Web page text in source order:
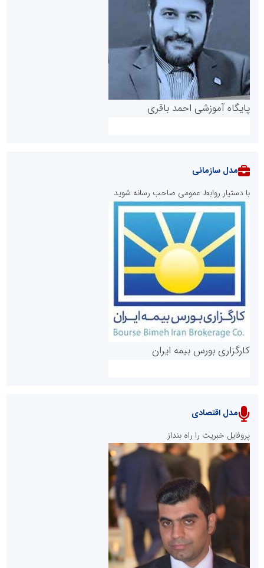
پایگاه آموزشی احمد باقری
روابط عمومی خبرگزاری گزارش خبر
پایگاه خبری نهضت ملی مسکن
مدل سازمانی
با دستیار روابط عمومی صاحب رسانه شوید
کارگزاری بورس بیمه ایران
سازمان بورس و اوراق بهادار
مرجع اخبار موثق در بازارسرمایه
مدل اقتصادی
پروفایل خبریت را راه بنداز